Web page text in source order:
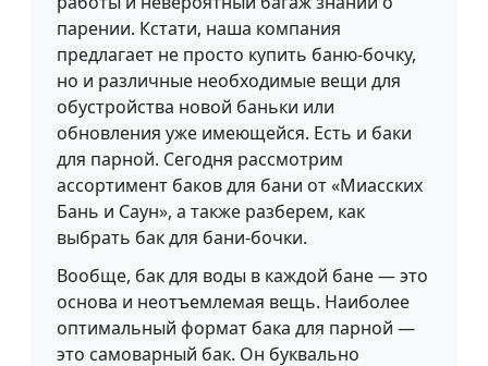
парении. Кстати, наша компания
предлагает не просто купить баню-бочку,
но и различные необходимые вещи для
обустройства новой баньки или
обновления уже имеющейся. Есть и баки
для парной. Сегодня рассмотрим
ассортимент баков для бани от «Миасских
Бань и Саун», а также разберем, как
выбрать бак для бани-бочки.
Вообще, бак для воды в каждой бане — это
основа и неотъемлемая вещь. Наиболее
оптимальный формат бака для парной —
это самоварный бак. Он буквально